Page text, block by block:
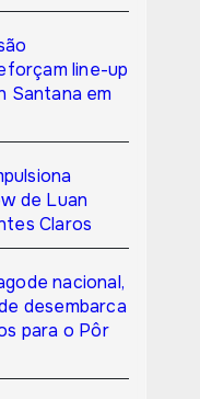
line-up
Santana em
de Luan
Claros
nacional,
desembarca
para o Pôr